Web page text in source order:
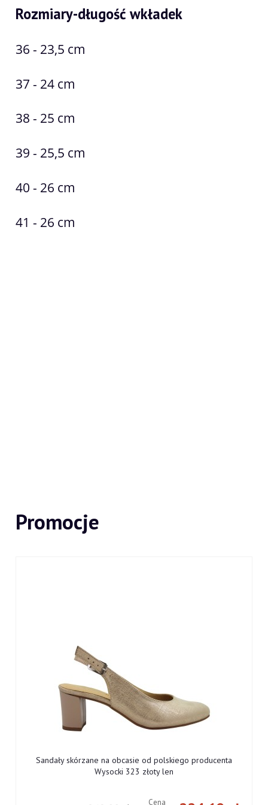
Rozmiary-długość wkładek
36 - 23,5 cm
37 - 24 cm
38 - 25 cm
39 - 25,5 cm
40 - 26 cm
41 - 26 cm
Promocje
Sandały skórzane na obcasie od polskiego producenta
Wysocki 323 złoty len
Cena